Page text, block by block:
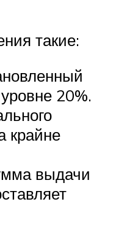
такие:
20%.
крайне
выдачи